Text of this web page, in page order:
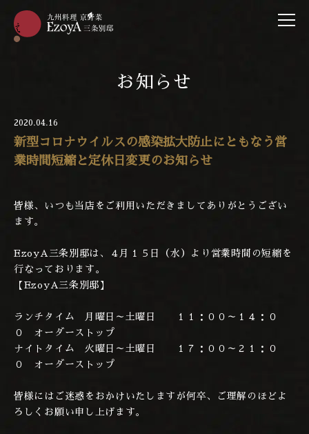
お知らせ
2020.04.16
新型コロナウイルスの感染拡大防止にともなう営
業時間短縮と定休日変更のお知らせ
皆様、いつも当店をご利用いただきましてありがとうござい
ます。
EzoyA三条別邸は、４月１５日（水）より営業時間の短縮を
行なっております。
【EzoyA三条別邸】
ランチタイム 月曜日～土曜日 １１：００～１４：０
０ オーダーストップ
ナイトタイム 火曜日～土曜日 １７：００～２１：０
０ オーダーストップ
皆様にはご迷惑をおかけいたしますが何卒、ご理解のほどよ
ろしくお願い申し上げます。